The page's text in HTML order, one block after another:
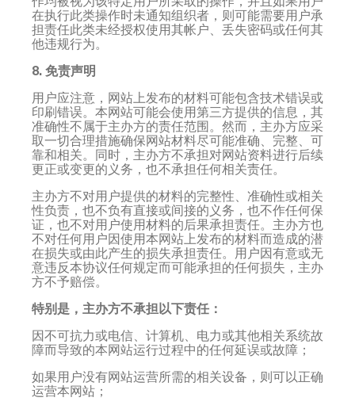
在执行此类操作时未通知组织者，则可能需要用户承
担责任此类未经授权使用其帐户、丢失密码或任何其
他违规行为。
8. 免责声明
用户应注意，网站上发布的材料可能包含技术错误或
印刷错误。本网站可能会使用第三方提供的信息，其
准确性不属于主办方的责任范围。然而，主办方应采
取一切合理措施确保网站材料尽可能准确、完整、可
靠和相关。同时，主办方不承担对网站资料进行后续
更正或变更的义务，也不承担任何相关责任。
主办方不对用户提供的材料的完整性、准确性或相关
性负责，也不负有直接或间接的义务，也不作任何保
证，也不对用户使用材料的后果承担责任。主办方也
不对任何用户因使用本网站上发布的材料而造成的潜
在损失或由此产生的损失承担责任。用户因有意或无
意违反本协议任何规定而可能承担的任何损失，主办
方不予赔偿。
特别是，主办方不承担以下责任：
因不可抗力或电信、计算机、电力或其他相关系统故
障而导致的本网站运行过程中的任何延误或故障；
如果用户没有网站运营所需的相关设备，则可以正确
运营本网站；